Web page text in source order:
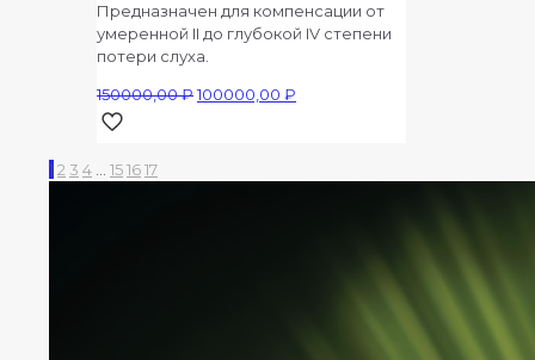
Предназначен для компенсации от
умеренной II до глубокой IV степени
потери слуха.
150000,00₽Первоначальная
100000,00 ₽
1 2 3 4 151617